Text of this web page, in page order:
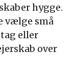
hygge.
vælge små
eller
over